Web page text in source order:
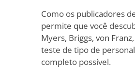
Como os publicadores
permite que você
Myers, Briggs, von
teste de tipo de
completo possível.